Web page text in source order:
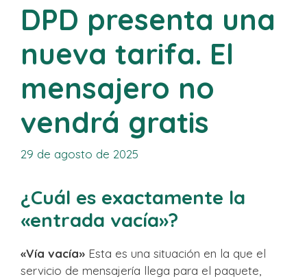
DPD presenta una
nueva tarifa. El
mensajero no
vendrá gratis
29 de agosto de 2025
¿Cuál es exactamente la
«entrada vacía»?
«Vía vacía» Esta es una situación en la que el
servicio de mensajería llega para el paquete,